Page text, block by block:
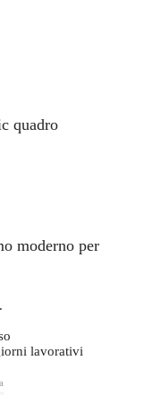
quadro
moderno per
lavorativi